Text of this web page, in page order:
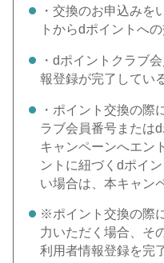
・交換のお申込みを
トからdポイントへ
・dポイントクラブ
報登録が完了してい
・ポイント交換の際
ラブ会員番号または
キャンペーンへエン
ントに紐づくdポイ
い場合は、本キャン
※ポイント交換の際
力いただく場合、そ
利用者情報登録を完